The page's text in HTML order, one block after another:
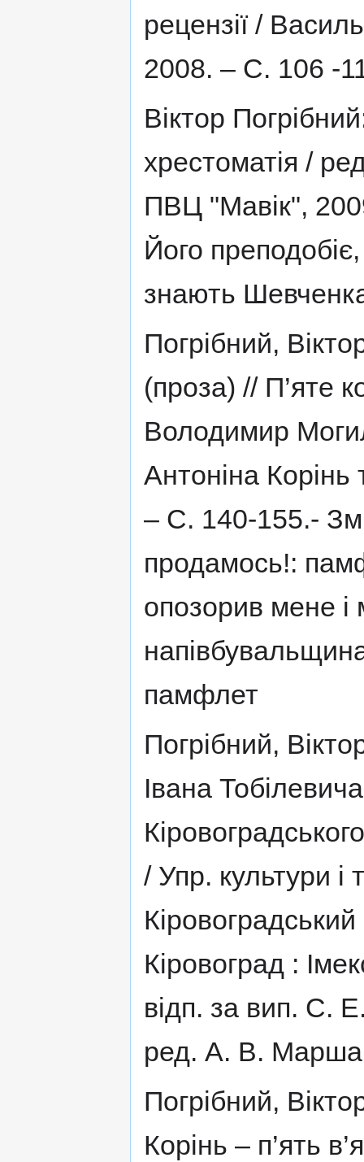
рецензії /
2008. – С. 106 -
Віктор
хрестоматія /
ПВЦ "Мавік",
Його
знають
Погрібний,
(проза) // П’яте
Володимир
Антоніна Корінь
– С. 140-155.-
продамось!:
опозорив мене
памфлет
Погрібний,
Івана
/ Упр. культури і
Кіровоград :
відп. за вип. С.
ред. А. В.
Погрібний,
Корінь – п’ять